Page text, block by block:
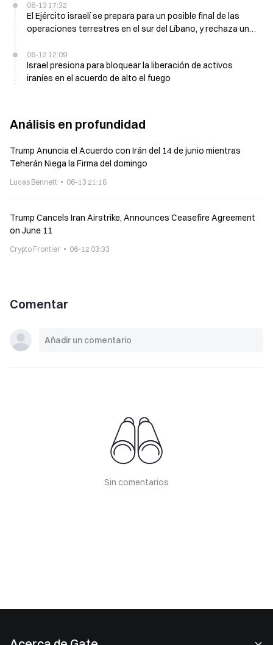
06-13 17:32
El Ejército israelí se prepara para un posible final de las
operaciones terrestres en el sur del Líbano, y rechaza una
06-12 12:09
Israel presiona para bloquear la liberación de activos
iraníes en el acuerdo de alto el fuego
Análisis en profundidad
Trump Anuncia el Acuerdo con Irán del 14 de junio mientras
Teherán Niega la Firma del domingo
Lucas Bennett 06-13 21:18
Trump Cancels Iran Airstrike, Announces Ceasefire Agreement
on June 11
Crypto Frontier 06-12 03:33
Comentar
Sin comentarios